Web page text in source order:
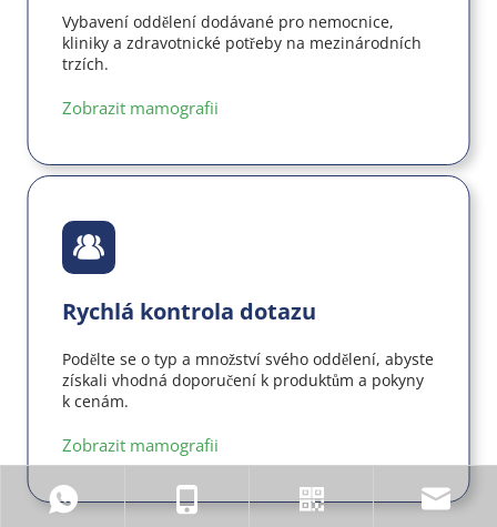
Vybavení oddělení dodávané pro nemocnice,
kliniky a zdravotnické potřeby na mezinárodních
trzích.
Zobrazit mamografii
Rychlá kontrola dotazu
Podělte se o typ a množství svého oddělení, abyste
získali vhodná doporučení k produktům a pokyny
k cenám.
Zobrazit mamografii